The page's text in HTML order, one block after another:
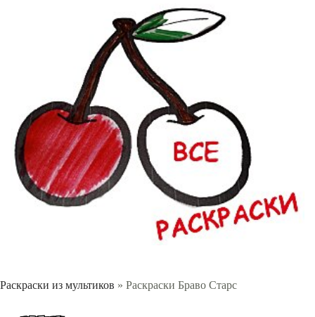
Раскраски из мультиков » Раскраски Браво Старс